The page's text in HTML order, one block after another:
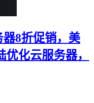
8折促销，美
化云服务器，